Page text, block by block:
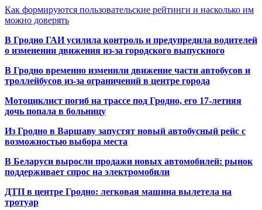
Как формируются пользовательские рейтинги и насколько им
можно доверять
В Гродно ГАИ усилила контроль и предупредила водителей
о изменении движения из-за городского выпускного
В Гродно временно изменили движение части автобусов и
троллейбусов из-за ограничений в центре города
Мотоциклист погиб на трассе под Гродно, его 17-летняя
дочь попала в больницу
Из Гродно в Варшаву запустят новый автобусный рейс с
возможностью выбора места
В Беларуси выросли продажи новых автомобилей: рынок
поддерживает спрос на электромобили
ДТП в центре Гродно: легковая машина вылетела на
тротуар